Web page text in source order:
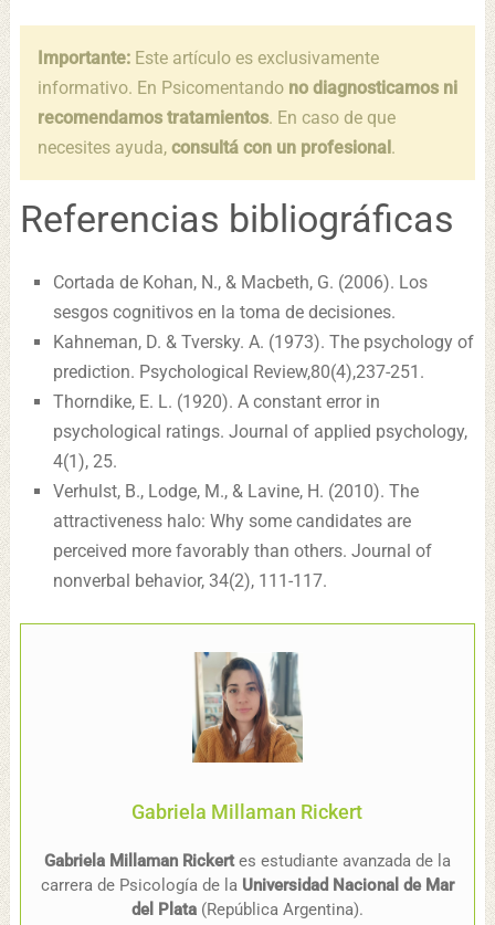
Importante:Este artículo es exclusivamente
informativo. En Psicomentando no diagnosticamos ni
recomendamos tratamientos. En caso de que
necesites ayuda, consultá con un profesional.
Referencias bibliográficas
Cortada de Kohan, N., & Macbeth, G. (2006). Los
sesgos cognitivos en la toma de decisiones.
Kahneman, D. & Tversky. A. (1973). The psychology of
prediction. Psychological Review,80(4),237-251.
Thorndike, E. L. (1920). A constant error in
psychological ratings. Journal of applied psychology,
4(1), 25.
Verhulst, B., Lodge, M., & Lavine, H. (2010). The
attractiveness halo: Why some candidates are
perceived more favorably than others. Journal of
nonverbal behavior, 34(2), 111-117.
Gabriela Millaman Rickert
Gabriela Millaman Rickertes estudiante avanzada de la
carrera de Psicología de la Universidad Nacional de Mar
del Plata(República Argentina).